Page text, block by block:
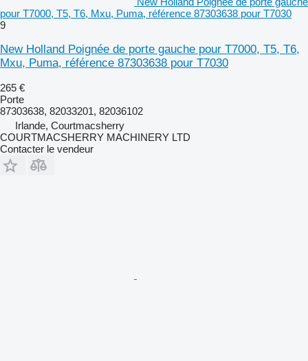
pour T7000, T5, T6, Mxu, Puma, référence 87303638 pour T7030
9
New Holland Poignée de porte gauche pour T7000, T5, T6,
Mxu, Puma, référence 87303638 pour T7030
265 €
Porte
87303638, 82033201, 82036102
Irlande, Courtmacsherry
COURTMACSHERRY MACHINERY LTD
Contacter le vendeur